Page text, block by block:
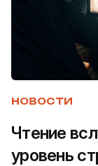
НОВОСТИ
Чтение
уровень